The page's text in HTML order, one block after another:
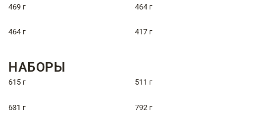
469 г 464 г
464 г 417 г
НАБОРЫ
615 г 511 г
631 г 792 г